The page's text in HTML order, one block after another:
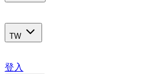
TW
登入